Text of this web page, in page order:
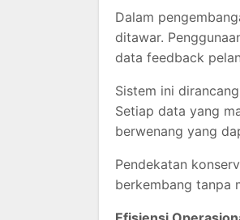
Dalam
ditawar.
data feedback
Sistem ini
Setiap data yang
berwenang yang
Pendekatan
berkembang tanpa